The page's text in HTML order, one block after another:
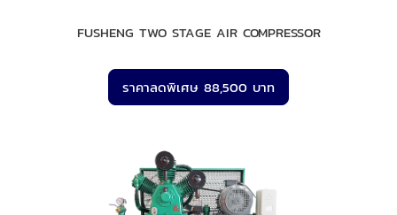
FUSHENG TWO STAGE AIR COMPRESSOR
ราคาลดพิเศษ 88,500 บาท